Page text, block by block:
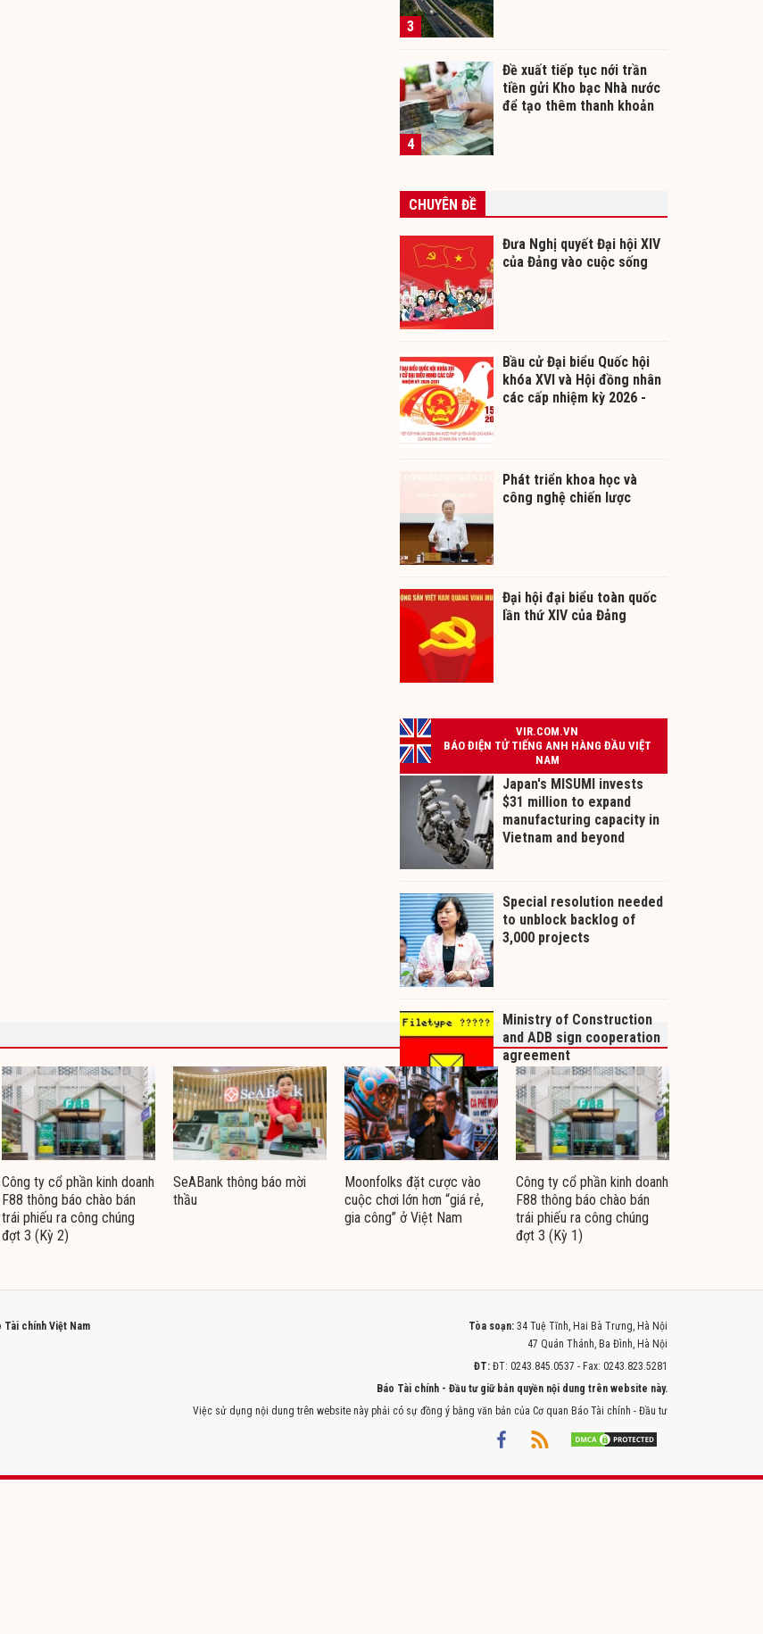
3
4
Đề xuất tiếp tục nới trần
tiền gửi Kho bạc Nhà nước
để tạo thêm thanh khoản
CHUYÊN ĐỀ
Đưa Nghị quyết Đại hội XIV
của Đảng vào cuộc sống
Bầu cử Đại biểu Quốc hội
khóa XVI và Hội đồng nhân
các cấp nhiệm kỳ 2026 -
Phát triển khoa học và
công nghệ chiến lược
Đại hội đại biểu toàn quốc
lần thứ XIV của Đảng
Công ty cổ phần kinh doanh
F88 thông báo chào bán
trái phiếu ra công chúng
đợt 3 (Kỳ 2)
SeABank thông báo mời
thầu
Moonfolks đặt cược vào
cuộc chơi lớn hơn “giá rẻ,
gia công” ở Việt Nam
Công ty cổ phần kinh doanh
F88 thông báo chào bán
trái phiếu ra công chúng
đợt 3 (Kỳ 1)
chính Việt Nam
Tòa soạn: 34 Tuệ Tĩnh, Hai Bà Trưng, Hà Nội
47 Quán Thánh, Ba Đình, Hà Nội
ĐT: ĐT: 0243.845.0537 - Fax: 0243.823.5281
Báo Tài chính - Đầu tư giữ bản quyền nội dung trên website này.
Việc sử dụng nội dung trên website này phải có sự đồng ý bằng văn bản của Cơ quan Báo Tài chính - Đầu tư